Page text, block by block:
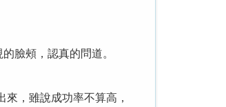
臉頰，認真的問道。
，雖說成功率不算高，